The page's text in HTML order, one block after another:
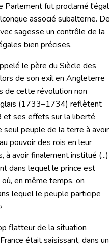
Parlement fut proclamé l'égal
associé subalterne. De
sagesse un contrôle de la
bien précises.
le père du Siècle des
de son exil en Angleterre
cette révolution non
(1733–1734) reflètent
et ses effets sur la liberté
seul peuple de la terre à avoir
pouvoir des rois en leur
avoir finalement institué (...)
dans lequel le prince est
en même temps, on
lequel le peuple participe
flatteur de la situation
était saisissant, dans un